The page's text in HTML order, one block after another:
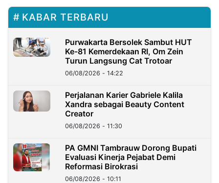
KABAR TERBARU
Purwakarta Bersolek Sambut HUT
Ke-81 Kemerdekaan RI, Om Zein
Turun Langsung Cat Trotoar
06/08/2026 - 14:22
Perjalanan Karier Gabriele Kalila
Xandra sebagai Beauty Content
Creator
06/08/2026 - 11:30
PA GMNI Tambrauw Dorong Bupati
Evaluasi Kinerja Pejabat Demi
Reformasi Birokrasi
06/08/2026 - 10:11